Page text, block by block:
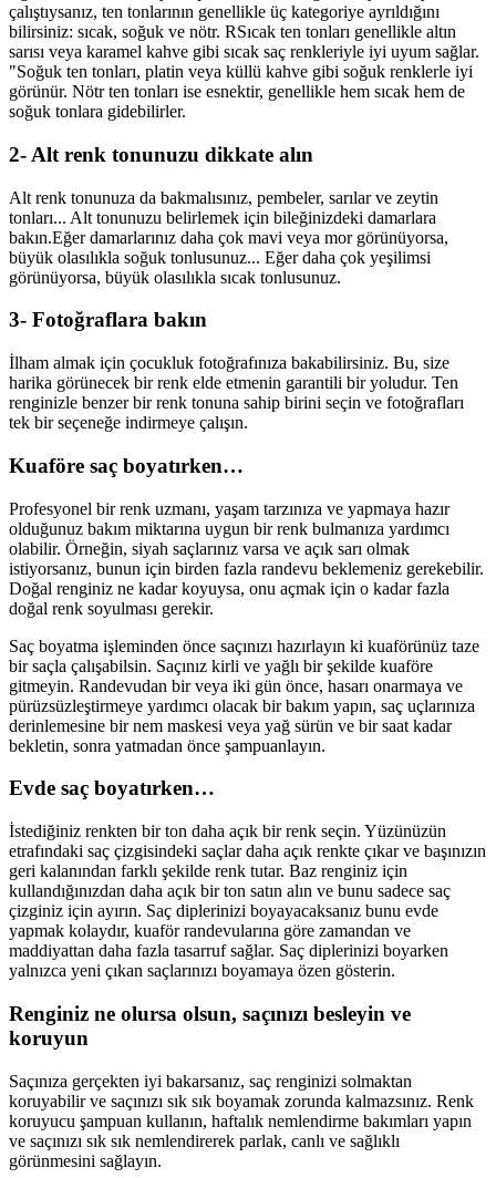
çalıştıysanız, ten tonlarının genellikle üç kategoriye ayrıldığını
bilirsiniz: sıcak, soğuk ve nötr. RSıcak ten tonları genellikle altın
sarısı veya karamel kahve gibi sıcak saç renkleriyle iyi uyum sağlar.
"Soğuk ten tonları, platin veya küllü kahve gibi soğuk renklerle iyi
görünür. Nötr ten tonları ise esnektir, genellikle hem sıcak hem de
soğuk tonlara gidebilirler.
2- Alt renk tonunuzu dikkate alın
Alt renk tonunuza da bakmalısınız, pembeler, sarılar ve zeytin
tonları... Alt tonunuzu belirlemek için bileğinizdeki damarlara
bakın.Eğer damarlarınız daha çok mavi veya mor görünüyorsa,
büyük olasılıkla soğuk tonlusunuz... Eğer daha çok yeşilimsi
görünüyorsa, büyük olasılıkla sıcak tonlusunuz.
3- Fotoğraflara bakın
İlham almak için çocukluk fotoğrafınıza bakabilirsiniz. Bu, size
harika görünecek bir renk elde etmenin garantili bir yoludur. Ten
renginizle benzer bir renk tonuna sahip birini seçin ve fotoğrafları
tek bir seçeneğe indirmeye çalışın.
Kuaföre saç boyatırken…
Profesyonel bir renk uzmanı, yaşam tarzınıza ve yapmaya hazır
olduğunuz bakım miktarına uygun bir renk bulmanıza yardımcı
olabilir. Örneğin, siyah saçlarınız varsa ve açık sarı olmak
istiyorsanız, bunun için birden fazla randevu beklemeniz gerekebilir.
Doğal renginiz ne kadar koyuysa, onu açmak için o kadar fazla
doğal renk soyulması gerekir.
Saç boyatma işleminden önce saçınızı hazırlayın ki kuaförünüz taze
bir saçla çalışabilsin. Saçınız kirli ve yağlı bir şekilde kuaföre
gitmeyin. Randevudan bir veya iki gün önce, hasarı onarmaya ve
pürüzsüzleştirmeye yardımcı olacak bir bakım yapın, saç uçlarınıza
derinlemesine bir nem maskesi veya yağ sürün ve bir saat kadar
bekletin, sonra yatmadan önce şampuanlayın.
Evde saç boyatırken…
İstediğiniz renkten bir ton daha açık bir renk seçin. Yüzünüzün
etrafındaki saç çizgisindeki saçlar daha açık renkte çıkar ve başınızın
geri kalanından farklı şekilde renk tutar. Baz renginiz için
kullandığınızdan daha açık bir ton satın alın ve bunu sadece saç
çizginiz için ayırın. Saç diplerinizi boyayacaksanız bunu evde
yapmak kolaydır, kuaför randevularına göre zamandan ve
maddiyattan daha fazla tasarruf sağlar. Saç diplerinizi boyarken
yalnızca yeni çıkan saçlarınızı boyamaya özen gösterin.
Renginiz ne olursa olsun, saçınızı besleyin ve
koruyun
Saçınıza gerçekten iyi bakarsanız, saç renginizi solmaktan
koruyabilir ve saçınızı sık sık boyamak zorunda kalmazsınız. Renk
koruyucu şampuan kullanın, haftalık nemlendirme bakımları yapın
ve saçınızı sık sık nemlendirerek parlak, canlı ve sağlıklı
görünmesini sağlayın.